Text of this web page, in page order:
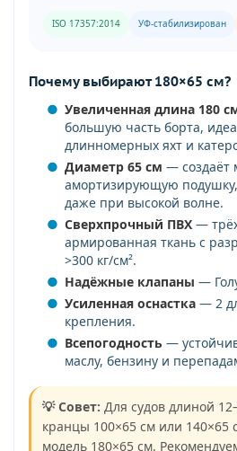
ISO 17357:2014 УФ-стабилизирован
Почему выбирают 180×65 см?
Увеличенная длина 180
большую часть борта,
длинномерных яхт и
Диаметр 65 см —
амортизирующую
даже при высокой волне.
Сверхпрочный ПВХ —
армированная ткань с
>300 кг/см².
Надёжные клапаны —
Усиленная оснастка — 2
крепления.
Всепогодность —
маслу, бензину и
💡 Совет: Для судов длиной
кранцы 100×65 см или 140×65
модель 180×65 см.